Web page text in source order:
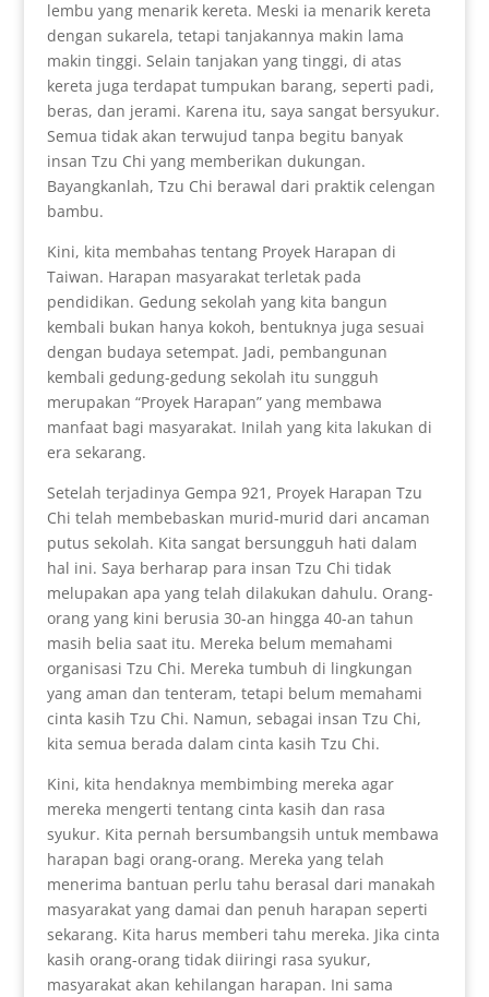
lembu yang menarik kereta. Meski ia menarik kereta
dengan sukarela, tetapi tanjakannya makin lama
makin tinggi. Selain tanjakan yang tinggi, di atas
kereta juga terdapat tumpukan barang, seperti padi,
beras, dan jerami. Karena itu, saya sangat bersyukur.
Semua tidak akan terwujud tanpa begitu banyak
insan Tzu Chi yang memberikan dukungan.
Bayangkanlah, Tzu Chi berawal dari praktik celengan
bambu.
Kini, kita membahas tentang Proyek Harapan di
Taiwan. Harapan masyarakat terletak pada
pendidikan. Gedung sekolah yang kita bangun
kembali bukan hanya kokoh, bentuknya juga sesuai
dengan budaya setempat. Jadi, pembangunan
kembali gedung-gedung sekolah itu sungguh
merupakan “Proyek Harapan” yang membawa
manfaat bagi masyarakat. Inilah yang kita lakukan di
era sekarang.
Setelah terjadinya Gempa 921, Proyek Harapan Tzu
Chi telah membebaskan murid-murid dari ancaman
putus sekolah. Kita sangat bersungguh hati dalam
hal ini. Saya berharap para insan Tzu Chi tidak
melupakan apa yang telah dilakukan dahulu. Orang-
orang yang kini berusia 30-an hingga 40-an tahun
masih belia saat itu. Mereka belum memahami
organisasi Tzu Chi. Mereka tumbuh di lingkungan
yang aman dan tenteram, tetapi belum memahami
cinta kasih Tzu Chi. Namun, sebagai insan Tzu Chi,
kita semua berada dalam cinta kasih Tzu Chi.
Kini, kita hendaknya membimbing mereka agar
mereka mengerti tentang cinta kasih dan rasa
syukur. Kita pernah bersumbangsih untuk membawa
harapan bagi orang-orang. Mereka yang telah
menerima bantuan perlu tahu berasal dari manakah
masyarakat yang damai dan penuh harapan seperti
sekarang. Kita harus memberi tahu mereka. Jika cinta
kasih orang-orang tidak diiringi rasa syukur,
masyarakat akan kehilangan harapan. Ini sama